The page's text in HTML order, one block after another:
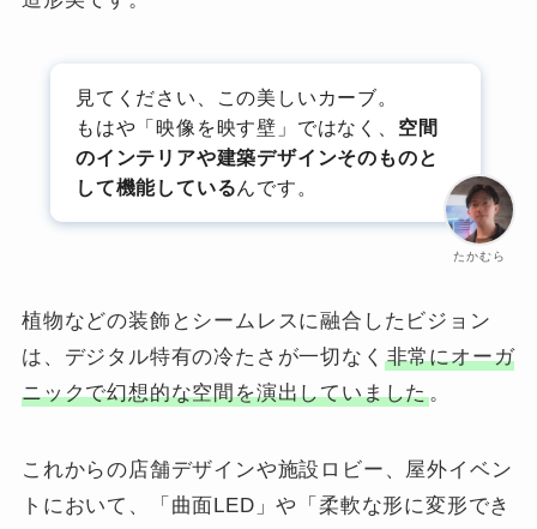
たかむら
見てください、この美しいカーブ。
もはや「映像を映す壁」ではなく、 空間
のインテリアや建築デザインそのものと
して機能しているんです。
植物などの装飾とシームレスに融合したビジョン
は、デジタル特有の冷たさが一切なく 非常にオーガ
ニックで幻想的な空間を演出していました。
これからの店舗デザインや施設ロビー、屋外イベン
トにおいて、「曲面LED」や「柔軟な形に変形でき